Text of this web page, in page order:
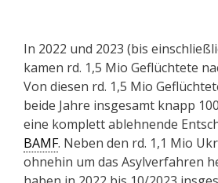
In 2022 und 2023 (bis
kamen rd. 1,5 Mio Geflüchtete
Von diesen rd. 1,5 Mio
beide Jahre insgesamt knapp
eine komplett ablehnende
BAMF. Neben den rd. 1,1 Mio
ohnehin um das Asylverfahren